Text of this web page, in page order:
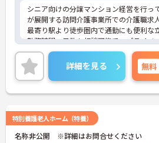
シニア向けの分譲マンション経営を行っ
が展開する訪問介護事業所での介護職求人
最寄り駅より徒歩圏内で通勤にも便利な
勤務時間・日数も相談可能で、プライベ
立もしやすいです。
ご興味ある方には、面接対策ポイントな
詳細をお話いたしますのでお気軽にご相
詳細を見る 無料
特別養護老人ホーム（特養）
名称非公開 ※詳細はお問合せください